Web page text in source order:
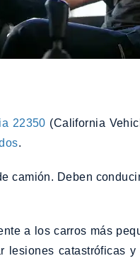
22350 (California
.
camión. Deben
a los carros más
lesiones catastróficas